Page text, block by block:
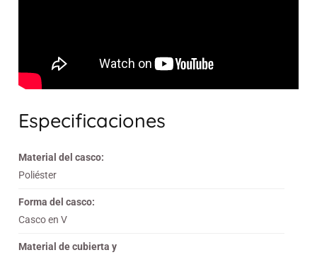
Especificaciones
Material del casco:
Poliéster
Forma del casco:
Casco en V
Material de cubierta y